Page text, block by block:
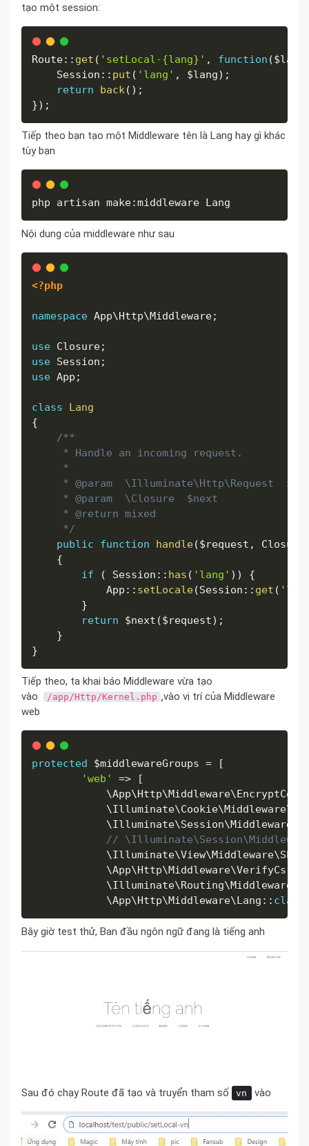
tạo một session:
Route: : get ( 'setLocal-{lang}' , function ($lang
    Session
: : put ( 'lang' , $lang) ;
return
back ( ) ;
}) ;
Tiếp theo bạn tạo một Middleware tên là Lang hay gì khác
tùy bạn
php artisan make:middleware Lang
Nội dung của middleware như sau
<?php
namespace App\Http\Middleware;
use Closure;
use Session ;
use App ;
class
Lang
{
/**
     * Handle an incoming request.
     *
* @param  \Illuminate\Http\Request
     * @param  \Closure  $next
     * @return mixed
     */
public
function handle($request ,
{
if
( Session : : has ( 'lang' ) )
{
            App
: : setLocale(Session : : get (
}
return
$next ($request) ;
}
}
Tiếp theo, ta khai báo Middleware vừa tạo
vào
/app/Http/Kernel.php ,vào vị trí của Middleware
web
protected $middlewareGroups =
[
'web'
=>
[
            \
App\Http\Middleware\
            \
Illuminate\Cookie\Middleware\
            \
Illuminate\Session\Middleware
//
            \
Illuminate\View\Middleware\
            \
App\Http\Middleware\
            \
Illuminate\Routing\Middleware
            \
App\Http\Middleware\Lang : : class
Bây giờ test thử, Ban đầu ngôn ngữ đang là tiếng anh
Sau đó chạy Route đã tạo và truyển tham số vn vào